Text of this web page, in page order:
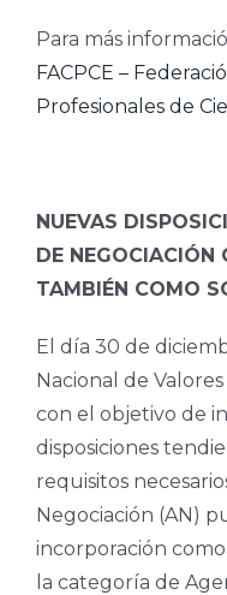
Para más
FACPCE –
Profesionales de
NUEVAS
DE NEGOCIACIÓN
TAMBIÉN COMO
El día 30 de
Nacional de Valores
con el objetivo de
disposiciones
requisitos
Negociación (AN)
incorporación
la categoría de